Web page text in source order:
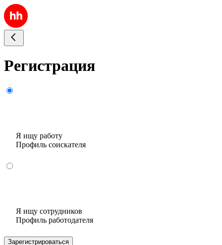
Регистрация
Я ищу работу
Профиль соискателя
Я ищу сотрудников
Профиль работодателя
Зарегистрироваться